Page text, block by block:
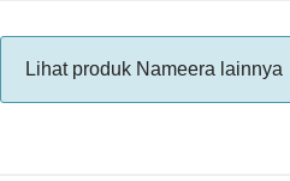
Lihat produk Nameera lainnya